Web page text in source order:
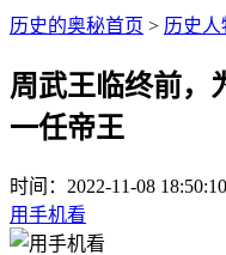
历史的奥秘首页 > 历史人
周武王临终前，
一任帝王
时间： 2022-11-08 18:50:10
用手机看